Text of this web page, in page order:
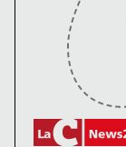
Eventi
Storie